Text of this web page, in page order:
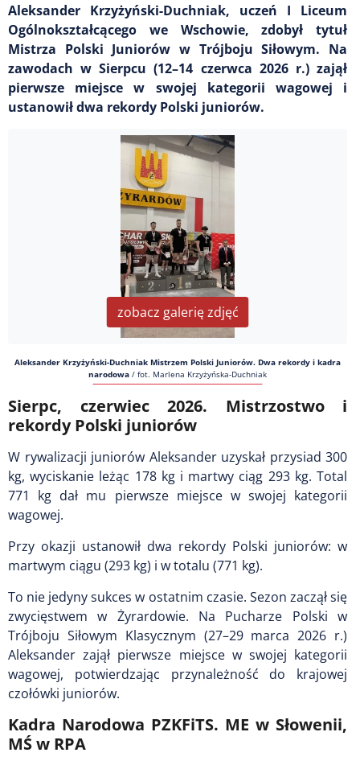
Aleksander Krzyżyński-Duchniak, uczeń I Liceum
Ogólnokształcącego we Wschowie, zdobył tytuł
Mistrza Polski Juniorów w Trójboju Siłowym. Na
zawodach w Sierpcu (12–14 czerwca 2026 r.) zajął
pierwsze miejsce w swojej kategorii wagowej i
ustanowił dwa rekordy Polski juniorów.
zobacz galerię zdjęć
Aleksander Krzyżyński-Duchniak Mistrzem Polski Juniorów. Dwa rekordy i kadra
narodowa / fot. Marlena Krzyżyńska-Duchniak
Sierpc, czerwiec 2026. Mistrzostwo i
rekordy Polski juniorów
W rywalizacji juniorów Aleksander uzyskał przysiad 300
kg, wyciskanie leżąc 178 kg i martwy ciąg 293 kg. Total
771 kg dał mu pierwsze miejsce w swojej kategorii
wagowej.
Przy okazji ustanowił dwa rekordy Polski juniorów: w
martwym ciągu (293 kg) i w totalu (771 kg).
To nie jedyny sukces w ostatnim czasie. Sezon zaczął się
zwycięstwem w Żyrardowie. Na Pucharze Polski w
Trójboju Siłowym Klasycznym (27–29 marca 2026 r.)
Aleksander zajął pierwsze miejsce w swojej kategorii
wagowej, potwierdzając przynależność do krajowej
czołówki juniorów.
Kadra Narodowa PZKFiTS. ME w Słowenii,
MŚ w RPA